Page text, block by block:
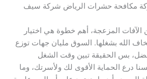
مكافحة حشرات الرياض شركة سيف
الآفات المزعجة، أهم خطوة هي اختيار
الله بشغلها. السوق مليان جهات توزع
بس الحقيقة تبين وقت الشغل
درع الحماية الأقوى لك ولأسرتك، وما